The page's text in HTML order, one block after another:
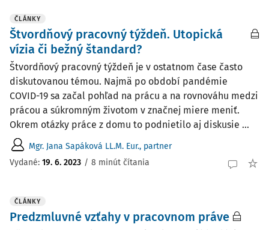
ČLÁNKY
Štvordňový pracovný týždeň. Utopická
vízia či bežný štandard?
Štvordňový pracovný týždeň je v ostatnom čase často
diskutovanou témou. Najmä po období pandémie
COVID-19 sa začal pohľad na prácu a na rovnováhu medzi
prácou a súkromným životom v značnej miere meniť.
Okrem otázky práce z domu to podnietilo aj diskusie ...
Mgr. Jana Sapáková LL.M. Eur., partner
Vydané: 19. 6. 2023 / 8 minút čítania
ČLÁNKY
Predzmluvné vzťahy v pracovnom práve